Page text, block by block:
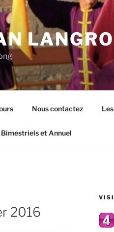
Nous contactez
et Annuel
2016